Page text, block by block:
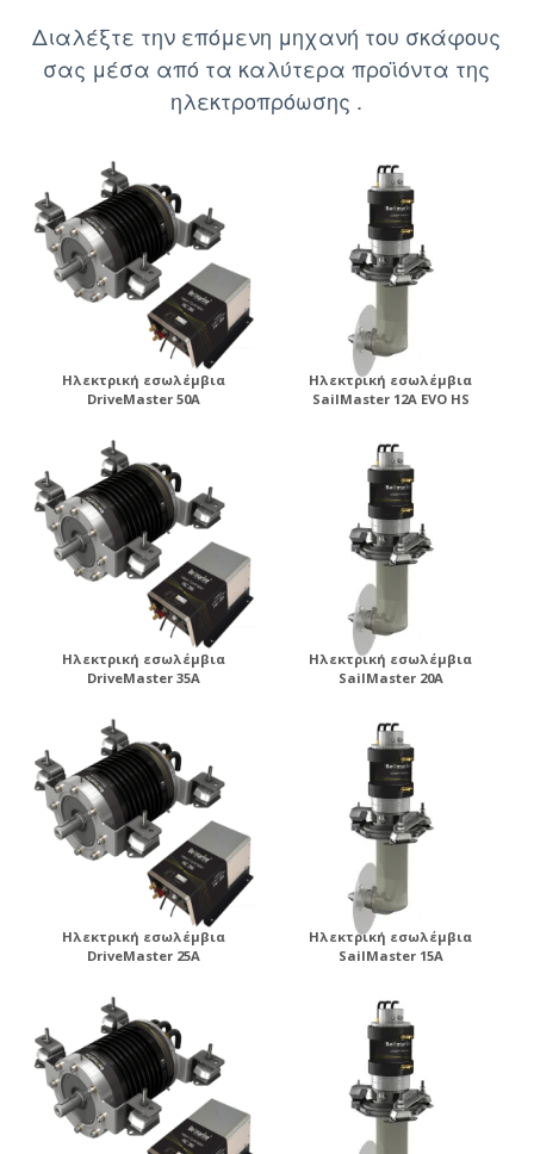
Διαλέξτε την επόμενη μηχανή του σκάφους
σας μέσα από τα καλύτερα προϊόντα της
ηλεκτροπρόωσης .
Ηλεκτρική εσωλέμβια
DriveMaster 50A
Ηλεκτρική εσωλέμβια
DriveMaster 35A
Ηλεκτρική εσωλέμβια
DriveMaster 25A
Ηλεκτρική εσωλέμβια
SailMaster 12A EVO HS
Ηλεκτρική εσωλέμβια
SailMaster 20A
Ηλεκτρική εσωλέμβια
SailMaster 15A